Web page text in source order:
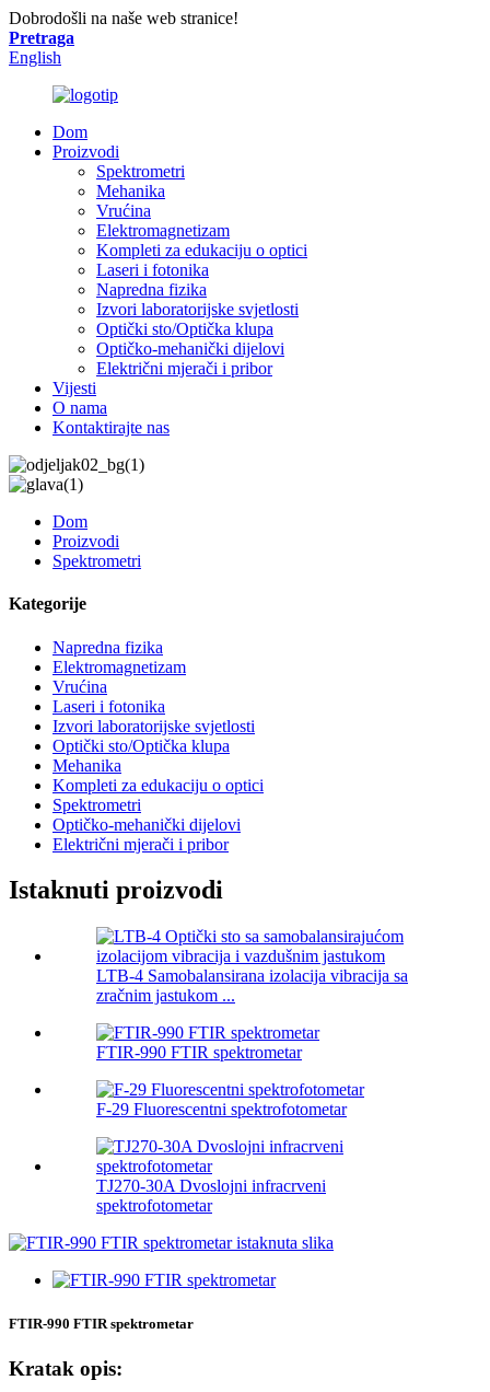
Dobrodošli na naše web stranice!
Pretraga
English
Dom
Proizvodi
Spektrometri
Mehanika
Vrućina
Elektromagnetizam
Kompleti za edukaciju o optici
Laseri i fotonika
Napredna fizika
Izvori laboratorijske svjetlosti
Optički sto/Optička klupa
Optičko-mehanički dijelovi
Električni mjerači i pribor
Vijesti
O nama
Kontaktirajte nas
Dom
Proizvodi
Spektrometri
Kategorije
Napredna fizika
Elektromagnetizam
Vrućina
Laseri i fotonika
Izvori laboratorijske svjetlosti
Optički sto/Optička klupa
Mehanika
Kompleti za edukaciju o optici
Spektrometri
Optičko-mehanički dijelovi
Električni mjerači i pribor
Istaknuti proizvodi
LTB-4 Samobalansirana izolacija vibracija sa
zračnim jastukom ...
FTIR-990 FTIR spektrometar
F-29 Fluorescentni spektrofotometar
TJ270-30A Dvoslojni infracrveni
spektrofotometar
FTIR-990 FTIR spektrometar
Kratak opis: